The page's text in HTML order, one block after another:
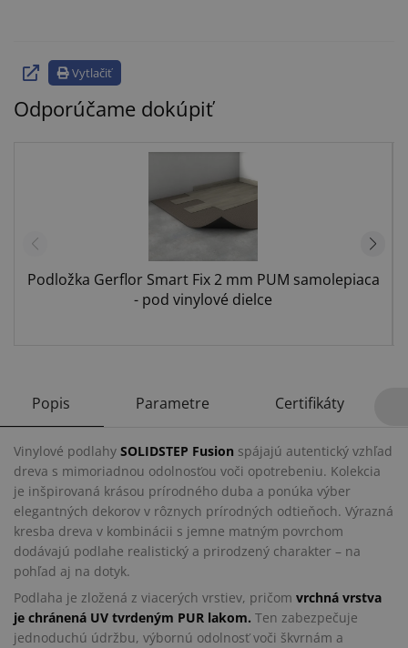
Vytlačiť
Odporúčame dokúpiť
Podložka Gerflor Smart Fix 2 mm PUM samolepiaca
- pod vinylové dielce
Popis Parametre Certifikáty
Vinylové podlahy SOLIDSTEP Fusion spájajú autentický vzhľad
dreva s mimoriadnou odolnosťou voči opotrebeniu. Kolekcia
je inšpirovaná krásou prírodného duba a ponúka výber
elegantných dekorov v rôznych prírodných odtieňoch. Výrazná
kresba dreva v kombinácii s jemne matným povrchom
dodávajú podlahe realistický a prirodzený charakter – na
pohľad aj na dotyk.
Podlaha je zložená z viacerých vrstiev, pričom vrchná vrstva
je chránená UV tvrdeným PUR lakom. Ten zabezpečuje
jednoduchú údržbu, výbornú odolnosť voči škvrnám a